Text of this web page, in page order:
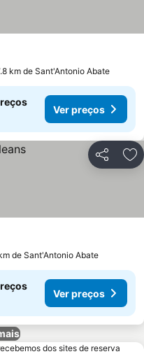
km de Sant'Antonio Abate
Ver preços
Partilhar
de Sant'Antonio Abate
Ver preços
dos sites de reserva